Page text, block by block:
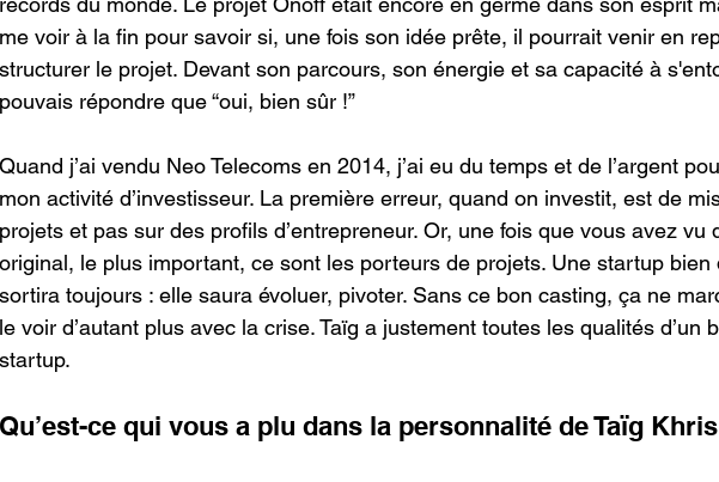
me voir à la fin pour savoir si, une fois son idée prête, il pourrait venir en
structurer le projet. Devant son parcours, son énergie et sa capacité à
pouvais répondre que “oui, bien sûr !”
Quand j’ai vendu Neo Telecoms en 2014, j’ai eu du temps et de l’argent
mon activité d’investisseur. La première erreur, quand on investit, est de
projets et pas sur des profils d’entrepreneur. Or, une fois que vous avez vu
original, le plus important, ce sont les porteurs de projets. Une startup bien
sortira toujours : elle saura évoluer, pivoter. Sans ce bon casting, ça ne
le voir d’autant plus avec la crise. Taïg a justement toutes les qualités d’un
startup.
Qu’est-ce qui vous a plu dans la personnalité de Taïg